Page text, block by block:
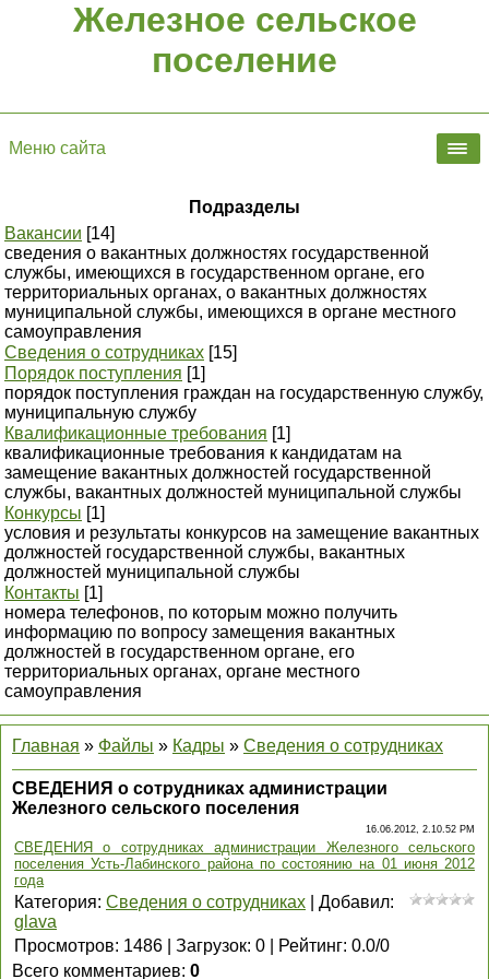
Железное сельское
поселение
Меню сайта
Подразделы
Вакансии [14]
сведения о вакантных должностях государственной
службы, имеющихся в государственном органе, его
территориальных органах, о вакантных должностях
муниципальной службы, имеющихся в органе местного
самоуправления
Сведения о сотрудниках [15]
Порядок поступления [1]
порядок поступления граждан на государственную службу,
муниципальную службу
Квалификационные требования [1]
квалификационные требования к кандидатам на
замещение вакантных должностей государственной
службы, вакантных должностей муниципальной службы
Конкурсы [1]
условия и результаты конкурсов на замещение вакантных
должностей государственной службы, вакантных
должностей муниципальной службы
Контакты [1]
номера телефонов, по которым можно получить
информацию по вопросу замещения вакантных
должностей в государственном органе, его
территориальных органах, органе местного
самоуправления
Главная » Файлы » Кадры » Сведения о сотрудниках
СВЕДЕНИЯ о сотрудниках администрации
Железного сельского поселения
16.06.2012, 2.10.52 PM
СВЕДЕНИЯ о сотрудниках администрации Железного сельского
поселения Усть-Лабинского района по состоянию на 01 июня 2012
года
Категория: Сведения о сотрудниках Добавил:
glava
Просмотров: 1486 Загрузок: 0 Рейтинг: 0.0/0
Всего комментариев: 0